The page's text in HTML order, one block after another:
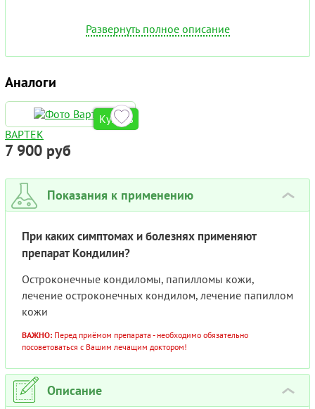
Развернуть полное описание
Аналоги
Купить
ВАРТЕК
7 900 руб
Показания к применению ›
При каких симптомах и болезнях применяют
препарат Кондилин?
Остроконечные кондиломы, папилломы кожи,
лечение остроконечных кондилом, лечение папиллом
кожи
ВАЖНО: Перед приёмом препарата - необходимо обязательно
посоветоваться с Вашим лечащим доктором!
Описание ›